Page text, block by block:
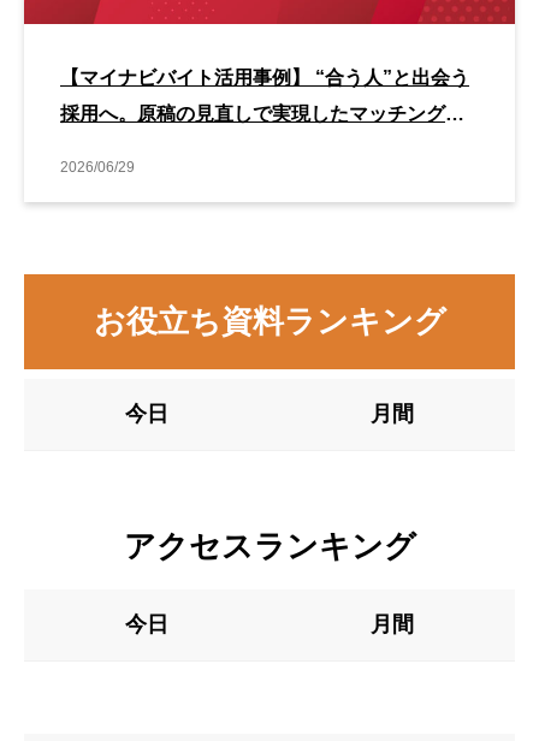
【マイナビバイト活用事例】 “合う人”と出会う
採用へ。原稿の見直しで実現したマッチング改
2026/06/29
お役立ち資料ランキング
今日 月間
アクセスランキング
今日 月間